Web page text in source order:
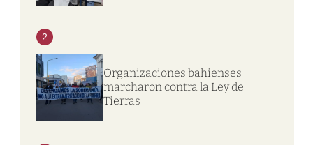
2
Organizaciones bahienses
marcharon contra la Ley de
Tierras